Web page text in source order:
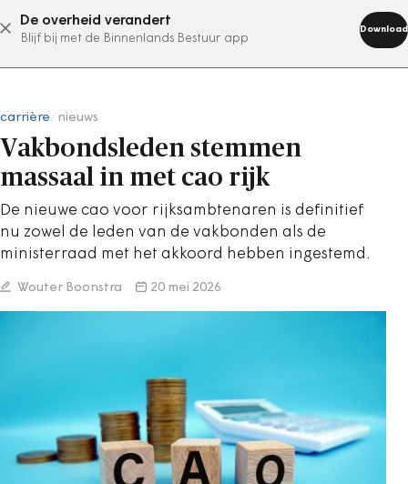
De overheid verandert
Blijf bij met de Binnenlands Bestuur app
Download
abonneer nu
carrière nieuws
Vakbondsleden stemmen
massaal in met cao rijk
De nieuwe cao voor rijksambtenaren is definitief
nu zowel de leden van de vakbonden als de
ministerraad met het akkoord hebben ingestemd.
Wouter Boonstra 20 mei 2026